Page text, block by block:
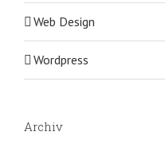
Web Design
Wordpress
Archiv